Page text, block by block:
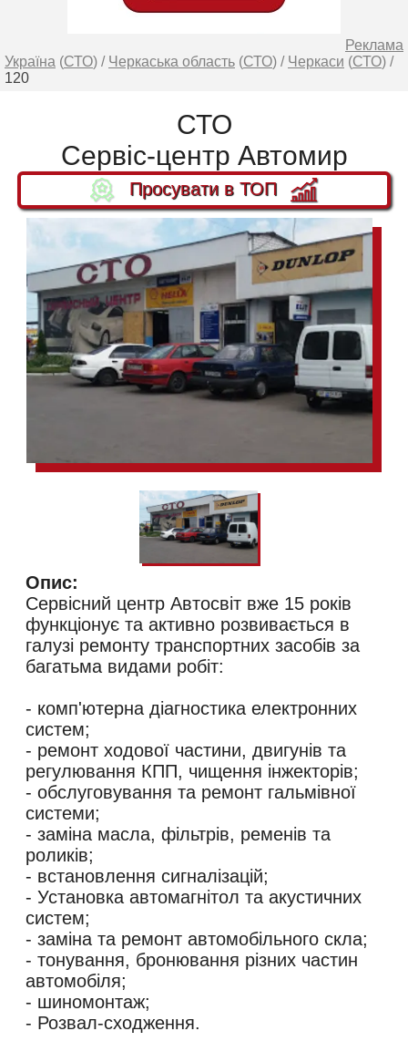
Реклама
Україна (СТО) / Черкаська область (СТО) / Черкаси (СТО) /
120
СТО
Сервіс-центр Автомир
Просувати в ТОП
Опис:
Сервісний центр Автосвіт вже 15 років
функціонує та активно розвивається в
галузі ремонту транспортних засобів за
багатьма видами робіт:
- комп'ютерна діагностика електронних
систем;
- ремонт ходової частини, двигунів та
регулювання КПП, чищення інжекторів;
- обслуговування та ремонт гальмівної
системи;
- заміна масла, фільтрів, ременів та
роликів;
- встановлення сигналізацій;
- Установка автомагнітол та акустичних
систем;
- заміна та ремонт автомобільного скла;
- тонування, бронювання різних частин
автомобіля;
- шиномонтаж;
- Розвал-сходження.